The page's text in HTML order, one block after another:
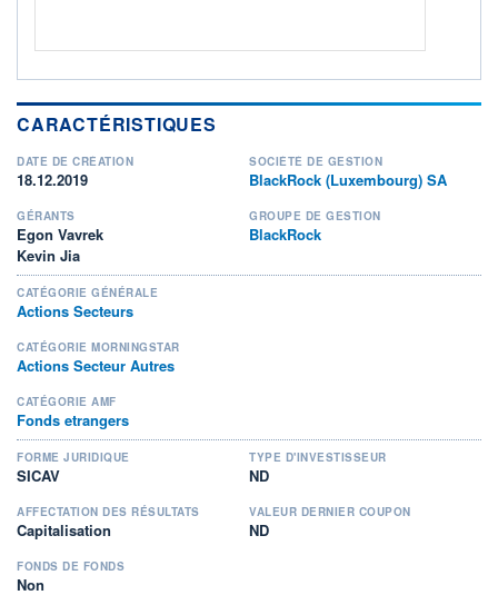
CARACTÉRISTIQUES
DATE DE CRÉATION
18.12.2019
SOCIÉTÉ DE GESTION
BlackRock (Luxembourg) SA
GÉRANTS
Egon Vavrek
Kevin Jia
GROUPE DE GESTION
BlackRock
CATÉGORIE GÉNÉRALE
Actions Secteurs
CATÉGORIE MORNINGSTAR
Actions Secteur Autres
CATÉGORIE AMF
Fonds etrangers
FORME JURIDIQUE
SICAV
TYPE D'INVESTISSEUR
ND
AFFECTATION DES RÉSULTATS
Capitalisation
VALEUR DERNIER COUPON
ND
FONDS DE FONDS
Non